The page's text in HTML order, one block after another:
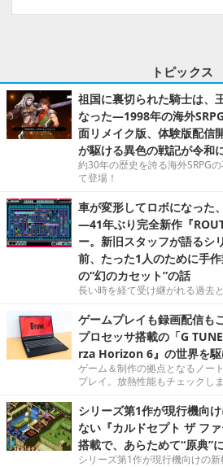
トピックス
祖国に裏切られた騎士は、
なった―1998年の海外
面リメイク版、体験版配信
が駆ける異色の戦記が令和
約30年の歴史を誇る海外SRPG
て登場！
車が変形してロボになった
―41年ぶり完全新作『
ー。新旧スタッフが語るシ
前、たった1人のために手
の“幻のカセット”の話
長い時を経て受け継がれる過去
ゲームプレイも録画配信
プロセッサ搭載の「G
rza Horizon 6』の世界を駆
ゲーム＆制作の拠点となるノー
プレイ。放熱性能もチェックし
シリーズ第1作が現行機向
ない『カルドセプト ザ フ
搭載で、あらためて“原典”
シリーズ第1作が現行機向けの新